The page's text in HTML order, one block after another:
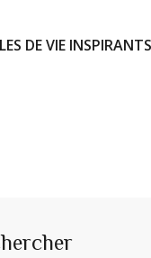
DE VIE INSPIRANTS